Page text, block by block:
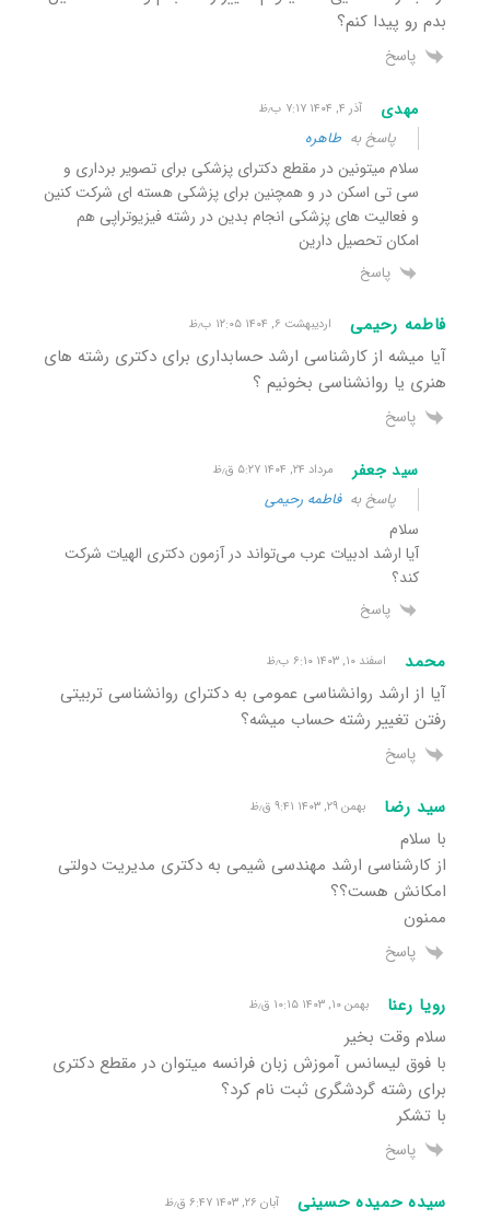
بدم رو‌ پیدا کنم؟
پاسخ
مهدی آذر ۴, ۱۴۰۴ ۷:۱۷ ب٫ظ
پاسخ به طاهره
سلام میتونین در مقطع دکترای پزشکی برای تصویر برداری و
سی تی اسکن در و همچنین برای پزشکی هسته ای شرکت کنین
و فعالیت های پزشکی انجام بدین در رشته فیزیوتراپی هم
امکان تحصیل دارین
پاسخ
فاطمه رحیمی اردیبهشت ۶, ۱۴۰۴ ۱۲:۰۵ ب٫ظ
آیا میشه از کارشناسی ارشد حسابداری برای دکتری رشته های
هنری یا روانشناسی بخونیم ؟
پاسخ
سید جعفر مرداد ۲۴, ۱۴۰۴ ۵:۲۷ ق٫ظ
پاسخ بهفاطمه رحیمی
سلام
آیا ارشد ادبیات عرب می‌تواند در آزمون دکتری الهیات شرکت
کند؟
پاسخ
محمد اسفند ۱۰, ۱۴۰۳ ۶:۱۰ ب٫ظ
آیا از ارشد روانشناسی عمومی به دکترای روانشناسی تربیتی
رفتن تغییر رشته حساب میشه؟
پاسخ
سید رضا بهمن ۲۹, ۱۴۰۳ ۹:۴۱ ق٫ظ
با سلام
از کارشناسی ارشد مهندسی شیمی به دکتری مدیریت دولتی
امکانش هست؟؟
ممنون
پاسخ
رویا رعنا بهمن ۱۰, ۱۴۰۳ ۱۰:۱۵ ق٫ظ
سلام وقت بخیر
با فوق لیسانس آموزش زبان فرانسه میتوان در مقطع دکتری
برای رشته گردشگری ثبت نام کرد؟
با تشکر
پاسخ
سیده حمیده حسینی آبان ۲۶, ۱۴۰۳ ۶:۴۷ ق٫ظ